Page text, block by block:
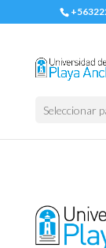
Seleccionar